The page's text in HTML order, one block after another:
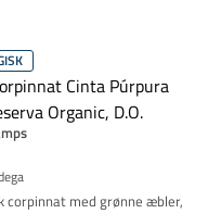
Cinta Púrpura
Organic, D.O.
corpinnat med grønne æbler,